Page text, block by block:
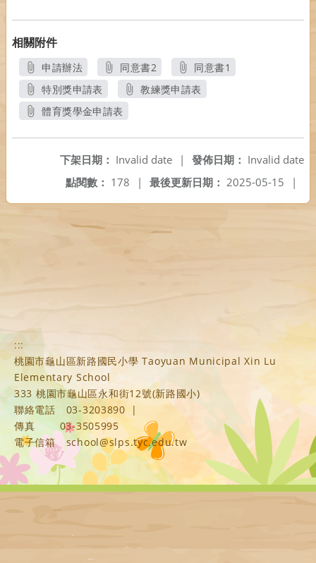
相關附件
申請辦法
另開新視窗
同意書2
另開新視窗
同意書1
另開新視窗
特別獎申請表
另開新視窗
教練獎申請表
體育獎學金申請表
發佈日期： Invalid date
下架日期： Invalid date
|
最後更新日期： 2025-05-15 |
點閱數： 178 |
:::
桃園市龜山區新路國民小學 Taoyuan Municipal Xin Lu
Elementary School
333 桃園市龜山區永和街12號(新路國小)
聯絡電話
03-3203890
|
傳真
03-3505995
電子信箱
school@slps.tyc.edu.tw